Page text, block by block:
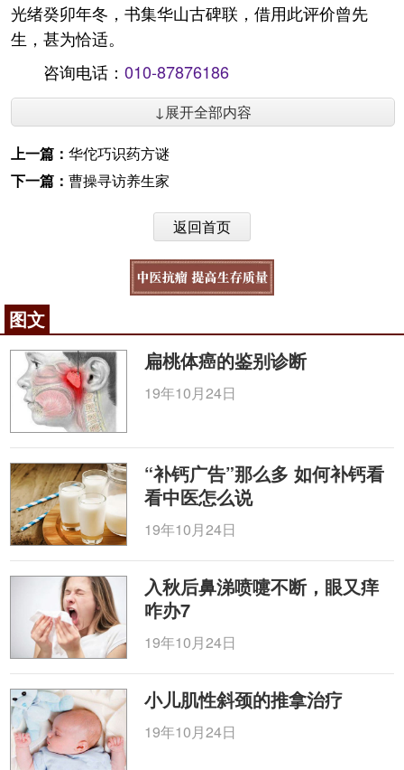
光绪癸卯年冬，书集华山古碑联，借用此评价曾先
生，甚为恰适。
咨询电话： 010-87876186
↓展开全部内容
上一篇： 华佗巧识药方谜
下一篇： 曹操寻访养生家
返回首页
图文
扁桃体癌的鉴别诊断
19年10月24日
“补钙广告”那么多 如何补钙看
看中医怎么说
19年10月24日
入秋后鼻涕喷嚏不断，眼又痒
咋办7
19年10月24日
小儿肌性斜颈的推拿治疗
19年10月24日